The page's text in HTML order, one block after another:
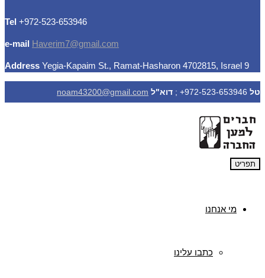
972-523-653946+
Tel
e-mail Haverim7@gmail.com
9
Address Yegia-Kapaim St., Ramat-Hasharon 4702815, Israel
טל דוא"ל noam43200@gmail.com
תפריט
מי אנחנו
כתבו עלינו